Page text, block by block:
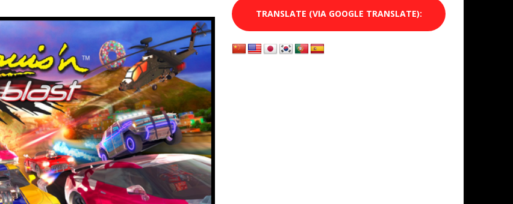
TRANSLATE (VIA GOOGLE TRANSLATE):